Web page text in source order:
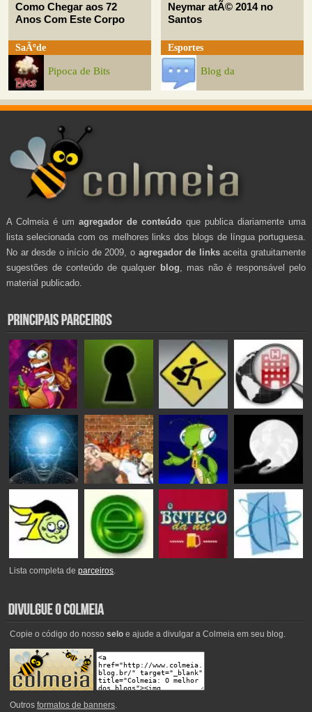
Como Chegar aos 72
Anos Com Este Corpo
SaÃºde
Pipoca de Bits
Neymar atÃ© 2014 no
Santos
Esportes
Blog da
A Colmeia é um agregador de conteúdo que publica diariamente uma
lista selecionada com os melhores links dos blogs de língua portuguesa.
No ar desde o início de 2009, o agregador de linksaceita gratuitamente
sugestões de conteúdo de qualquer blog , mas não é responsável pelo
material publicado.
Lista completa deparceiros.
Copie o código do nosso seloe ajude a divulgar a Colmeia em seu blog.
Outros formatos de banners.